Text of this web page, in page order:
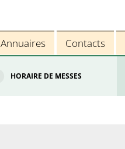
Annuaires Contacts
HORAIRE DE MESSES